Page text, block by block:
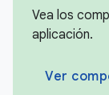
Vea los
aplicación.
Ver